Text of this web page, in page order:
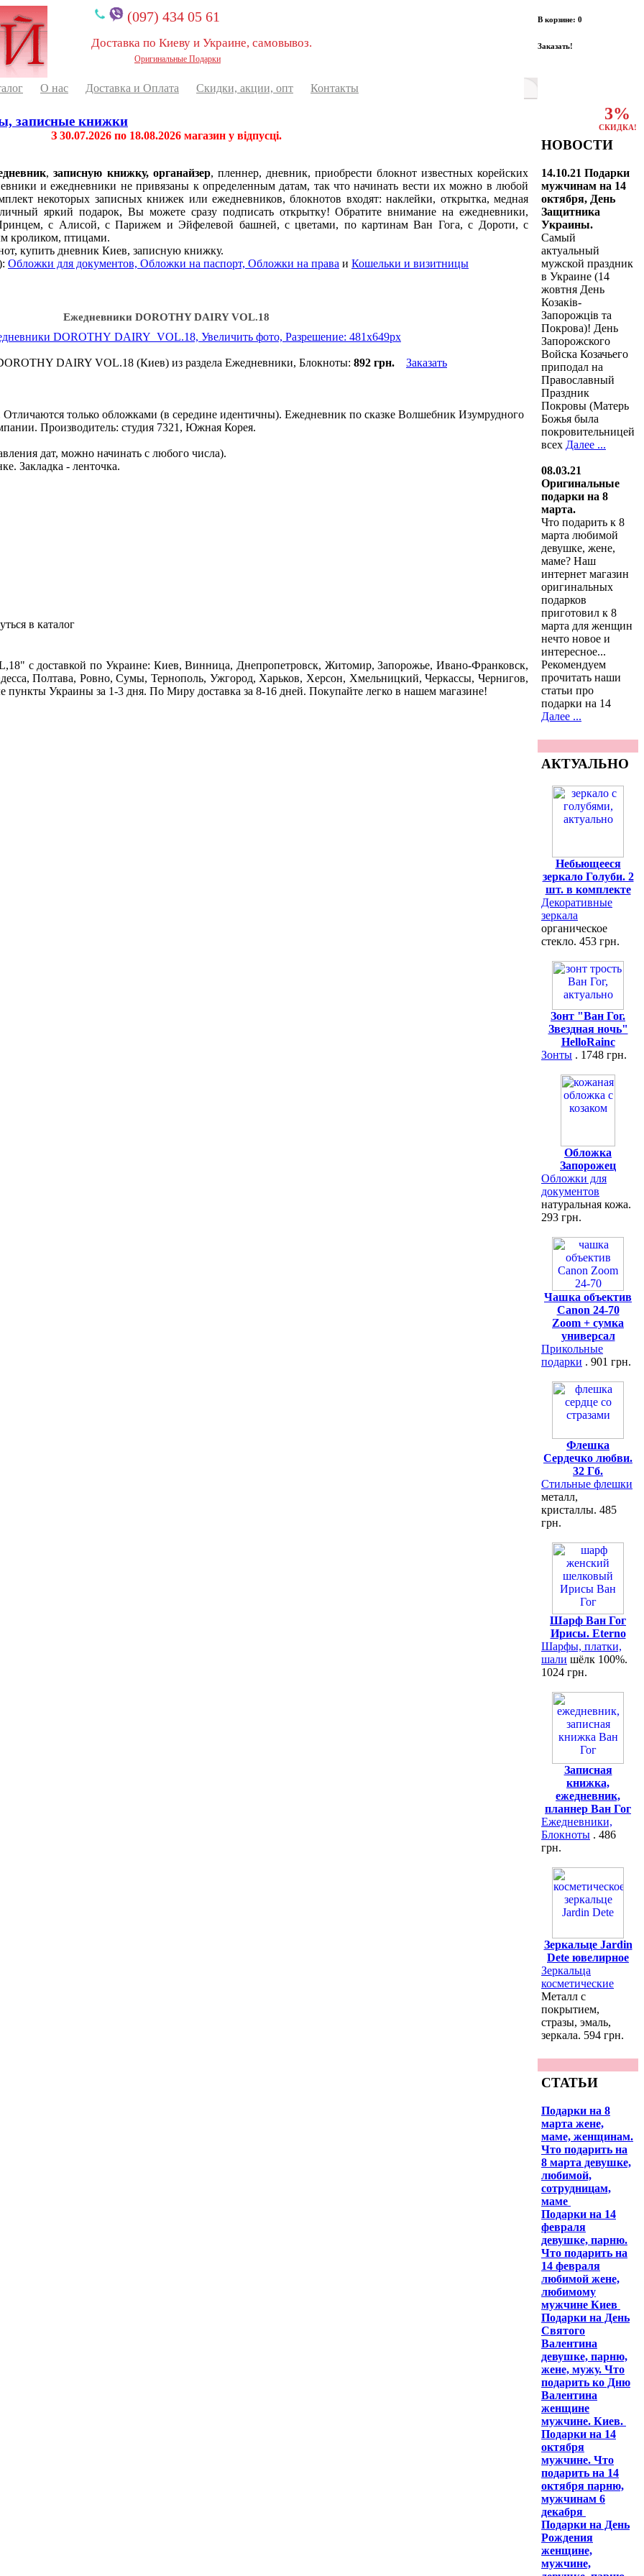
(097) 434 05 61
Доставка по Киеву и Украине, самовывоз.
Оригинальные Подарки
В корзине: 0
Заказать!
О нас Доставка и Оплата Скидки, акции, опт Контакты
записные книжки
З 30.07.2026 по 18.08.2026 магазин у відпусці.
,записную книжку, органайзер, пленнер, дневник, приобрести блокнот известных корейских
и ежедневники не привязаны к определенным датам, так что начинать вести их можно в любой
некоторых записных книжек или ежедневников, блокнотов входят: наклейки, открытка, медная
яркий подарок, Вы можете сразу подписать открытку! Обратите внимание на ежедневники,
с Алисой, с Парижем и Эйфелевой башней, с цветами, по картинам Ван Гога, с Дороти, с
кроликом, птицами.
купить дневник Киев, записную книжку.
Обложки для документов, Обложки на паспорт, Обложки на права и Кошельки и визитницы
Ежедневники DOROTHY DAIRY VOL.18
DAIRY VOL.18 (Киев) из раздела Ежедневники, Блокноты: 892 грн.
Заказать
только обложками (в середине идентичны). Ежедневник по сказке Волшебник Изумрудного
Производитель: студия 7321, Южная Корея.
дат, можно начинать с любого числа).
Закладка - ленточка.
в каталог
c доставкой по Украине: Киев, Винница, Днепропетровск, Житомир, Запорожье, Ивано-Франковск,
Полтава, Ровно, Сумы, Тернополь, Ужгород, Харьков, Херсон, Хмельницкий, Черкассы, Чернигов,
пункты Украины за 1-3 дня. По Миру доставка за 8-16 дней. Покупайте легко в нашем магазине!
3%
СКИДКА!
НОВОСТИ
14.10.21 Подарки
мужчинам на 14
октября, День
Защитника
Украины.
Самый
актуальный
мужской праздник
в Украине (14
жовтня День
Козаків-
Запорожців та
Покрова)! День
Запорожского
Войска Козачьего
приподал на
Православный
Праздник
Покровы (Матерь
Божья была
покровительницей
всех Далее ...
08.03.21
Оригинальные
подарки на 8
марта.
Что подарить к 8
марта любимой
девушке, жене,
маме? Наш
интернет магазин
оригинальных
подарков
приготовил к 8
марта для женщин
нечто новое и
интересное...
Рекомендуем
прочитать наши
статьи про
подарки на 14
Далее ...
АКТУАЛЬНО
Небьющееся
зеркало Голуби. 2
шт. в комплекте
Декоративные
зеркала
органическое
стекло. 453 грн.
Зонт "Ван Гог.
Звездная ночь"
HelloRainc
Зонты . 1748 грн.
Обложка
Запорожец
Обложки для
документов
натуральная кожа.
293 грн.
Чашка объектив
Canon 24-70
Zoom + сумка
универсал
Прикольные
подарки . 901 грн.
Флешка
Сердечко любви.
32 Гб.
Стильные флешки
металл,
кристаллы. 485
грн.
Шарф Ван Гог
Ирисы. Eterno
Шарфы, платки,
шали шёлк 100%.
1024 грн.
Записная
книжка,
ежедневник,
планнер Ван Гог
Ежедневники,
Блокноты . 486
грн.
Зеркальце Jardin
Dete ювелирное
Зеркальца
косметические
Металл с
покрытием,
стразы, эмаль,
зеркала. 594 грн.
СТАТЬИ
Подарки на 8
марта жене,
маме, женщинам.
Что подарить на
8 марта девушке,
любимой,
сотрудницам,
маме
Подарки на 14
февраля
девушке, парню.
Что подарить на
14 февраля
любимой жене,
любимому
мужчине Киев
Подарки на День
Святого
Валентина
девушке, парню,
жене, мужу. Что
подарить ко Дню
Валентина
женщине
мужчине. Киев.
Подарки на 14
октября
мужчине. Что
подарить на 14
октября парню,
мужчинам 6
декабря
Подарки на День
Рождения
женщине,
мужчине,